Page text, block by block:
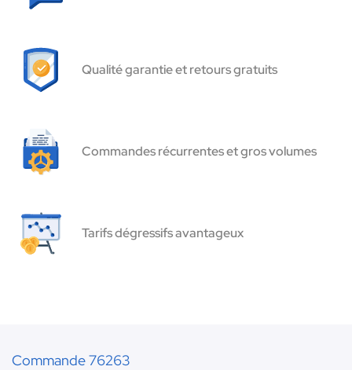
Qualité garantie et retours gratuits
Commandes récurrentes et gros volumes
Tarifs dégressifs avantageux
Commande 76263